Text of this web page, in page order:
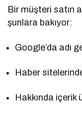
Bir müşteri satın
şunlara bakıyor:
Google’da adı
Haber
Hakkında içerik